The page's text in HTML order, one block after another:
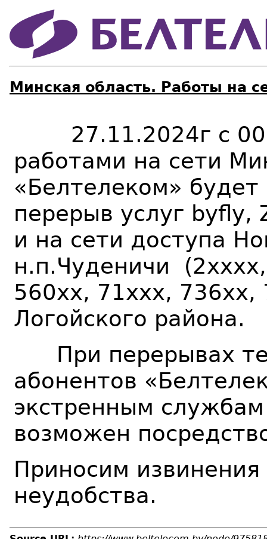
Минская область. Работы на
27.11.2024г с
работами на сети
«Белтелеком» будет
перерыв услуг byfly,
и на сети доступа
н.п.Чуденичи
560хх, 71ххх,
Логойского
При перерывах
абонентов
экстренным
возможен
Приносим
неудобства.